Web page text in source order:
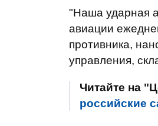
"Наша ударная
авиации
противника,
управления,
Читайте на
российские